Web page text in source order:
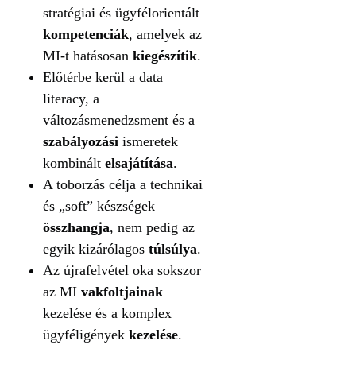
stratégiai és ügyfélorientált
kompetenciák, amelyek az
MI-t hatásosan kiegészítik.
Előtérbe kerül a data
literacy, a
változásmenedzsment és a
szabályozási ismeretek
kombinált elsajátítása.
A toborzás célja a technikai
és „soft” készségek
összhangja, nem pedig az
egyik kizárólagos túlsúlya.
Az újrafelvétel oka sokszor
az MI vakfoltjainak
kezelése és a komplex
ügyféligények kezelése.